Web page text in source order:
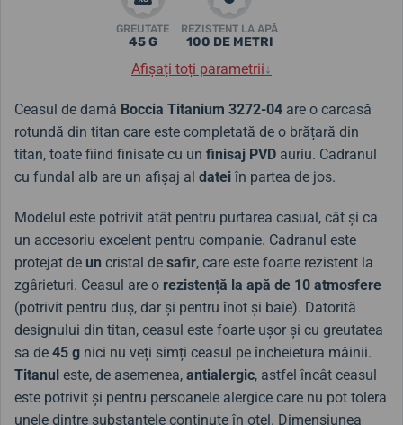
GREUTATE
45 G
REZISTENT LA APĂ
100 DE METRI
Afișați toți parametrii↓
Ceasul de damă Boccia Titanium 3272-04 are o carcasă
rotundă din titan care este completată de o brățară din
titan, toate fiind finisate cu un finisaj PVD auriu. Cadranul
cu fundal alb are un afișaj al datei în partea de jos.
Modelul este potrivit atât pentru purtarea casual, cât și ca
un accesoriu excelent pentru companie. Cadranul este
protejat de un cristal de safir, care este foarte rezistent la
zgârieturi. Ceasul are o rezistență la apă de 10 atmosfere
(potrivit pentru duș, dar și pentru înot și baie). Datorită
designului din titan, ceasul este foarte ușor și cu greutatea
sa de 45 g nici nu veți simți ceasul pe încheietura mâinii.
Titanul este, de asemenea, antialergic, astfel încât ceasul
este potrivit și pentru persoanele alergice care nu pot tolera
unele dintre substanțele conținute în oțel. Dimensiunea